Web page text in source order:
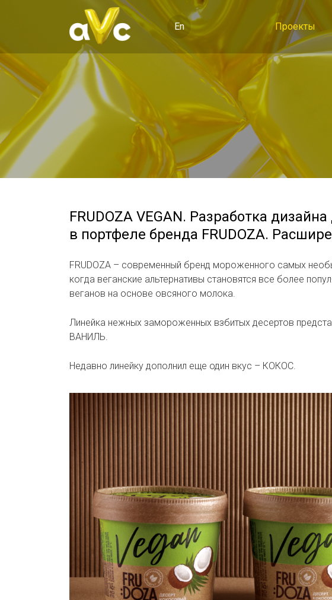
En Проекты
FRUDOZA VEGAN. Разработка
в портфеле бренда FRUDOZA.
FRUDOZA – современный бренд мороженного самых
когда веганские альтернативы становятся все более
веганов на основе овсяного молока.
Линейка нежных замороженных взбитых десертов
ВАНИЛЬ.
Недавно линейку дополнил еще один вкус – КОКОС.